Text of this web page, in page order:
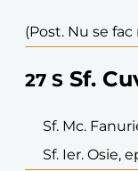
(Post. Nu se
27 S Sf.
Sf. Mc.
Sf. Ier. Osie,